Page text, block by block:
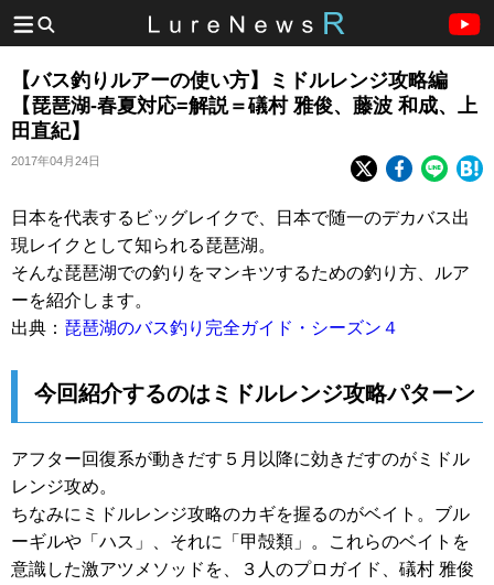
【バス釣りルアーの使い方】ミドルレンジ攻略編
【琵琶湖-春夏対応=解説＝礒村 雅俊、藤波 和成、上
田直紀】
2017年04月24日
日本を代表するビッグレイクで、日本で随一のデカバス出
現レイクとして知られる琵琶湖。
そんな琵琶湖での釣りをマンキツするための釣り方、ルア
ーを紹介します。
出典： 琵琶湖のバス釣り完全ガイド・シーズン４
今回紹介するのはミドルレンジ攻略パターン
アフター回復系が動きだす５月以降に効きだすのがミドル
レンジ攻め。
ちなみにミドルレンジ攻略のカギを握るのがベイト。ブル
ーギルや「ハス」、それに「甲殻類」。これらのベイトを
意識した激アツメソッドを、３人のプロガイド、礒村 雅俊